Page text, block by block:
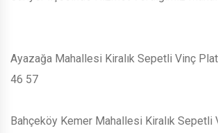
Ayazağa Mahallesi Kiralık Sepetli Vinç
46 57
Bahçeköy Kemer Mahallesi Kiralık Sepetli